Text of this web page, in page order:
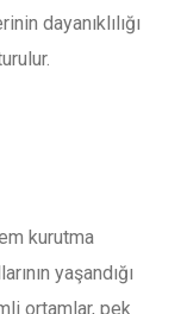
dayanıklılığı
kurutma
yaşandığı
ortamlar, pek